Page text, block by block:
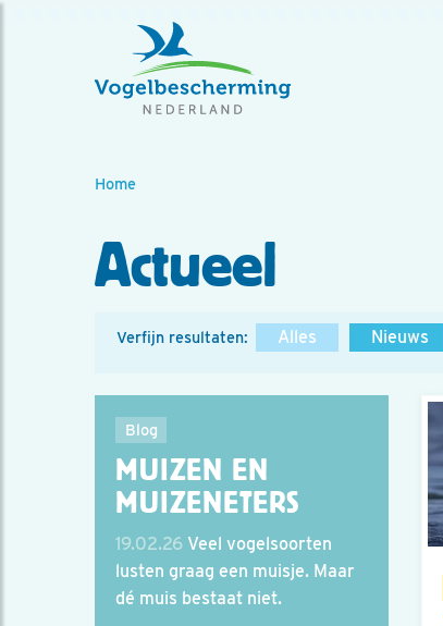
Home
Actueel
Verfijn resultaten: Alles Nieuws
Blog
MUIZEN EN
MUIZENETERS
19.02.26 Veel vogelsoorten
lusten graag een muisje. Maar
dé muis bestaat niet.